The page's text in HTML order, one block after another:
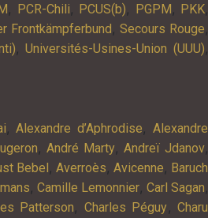
, PCR-Chili, PCUS(b), PGPM , PKK,
Frontkämpferbund , Secours Rouge,
,Universités-Usines-Union (UUU),
,Alexandre d’Aphrodise,Alexandre
,André Marty,Andreï Jdanov,
Bebel , Averroès, Avicenne, Baruch
, Camille Lemonnier, Carl Sagan,
Patterson, Charles Péguy ,Charu